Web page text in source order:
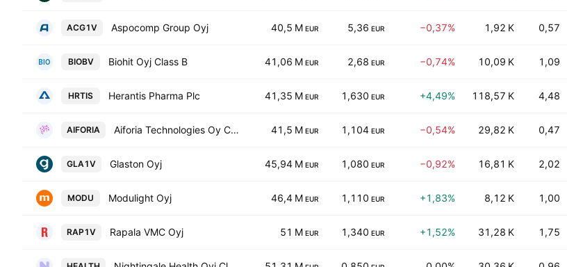
ACG1V Aspocomp Group Oyj 40,5 M EUR 5,36 EUR −0,37% 1,92 K 0,57
BIOBV Biohit Oyj Class B 41,06 M EUR 2,68 EUR −0,74% 10,09 K 1,09
HRTIS Herantis Pharma Plc 41,35 M EUR 1,630 EUR +4,49% 118,57 K 4,48
AIFORIA Aiforia Technologies Oy Class A 41,5 M EUR 1,104 EUR −0,54% 29,82 K 0,47
GLA1V Glaston Oyj 45,94 M EUR 1,080 EUR −0,92% 16,81 K 2,02
MODU Modulight Oyj 46,4 M EUR 1,110 EUR +1,83% 8,12 K 1,00
RAP1V Rapala VMC Oyj 51 M EUR 1,340 EUR +1,52% 31,28 K 1,75